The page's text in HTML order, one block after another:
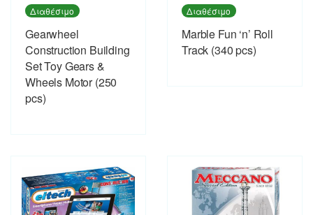
Διαθέσιμο
Gearwheel
Construction Building
Set Toy Gears &
Wheels Motor (250
pcs)
Διαθέσιμο
Marble Fun ‘n’ Roll
Track (340 pcs)